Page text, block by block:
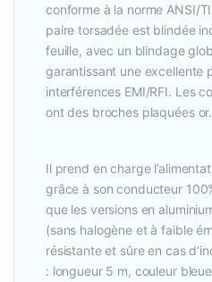
conforme à la norme ANSI/
paire torsadée est blindée
feuille, avec un blindage
garantissant une excellente
interférences EMI/RFI. Les
ont des broches plaquées or.
Il prend en charge
grâce à son conducteur
que les versions en
(sans halogène et à faible
résistante et sûre en cas
: longueur 5 m, couleur